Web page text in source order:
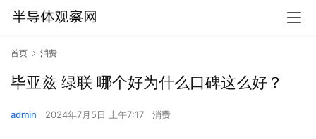
首页 消费
毕亚兹 绿联 哪个好为什么口碑这么好？
admin 2024年7月5日 上午7:17 消费